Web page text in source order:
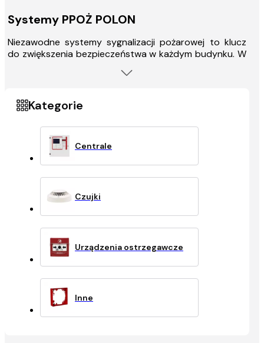
Systemy PPOŻ POLON
Niezawodne systemy sygnalizacji pożarowej to klucz
do zwiększenia bezpieczeństwa w każdym budynku. W
technologicznie systemy sygnalizacji pożarowej od
wykrywają dym i wzrost temperatury, alarmując
dźwiękiem i sygnałem optycznym. Centrala pożarowa,
współpracująca z czujkami przeciwpożarowymi oraz
sygnalizatorami, minimalizuje szkody i chroni zdrowie
oraz życie. Inwestując w te systemy, inwestujesz w
spokój i bezpieczeństwo wszystkich użytkowników
Centrale
Czujki
Urządzenia ostrzegawcze
Inne